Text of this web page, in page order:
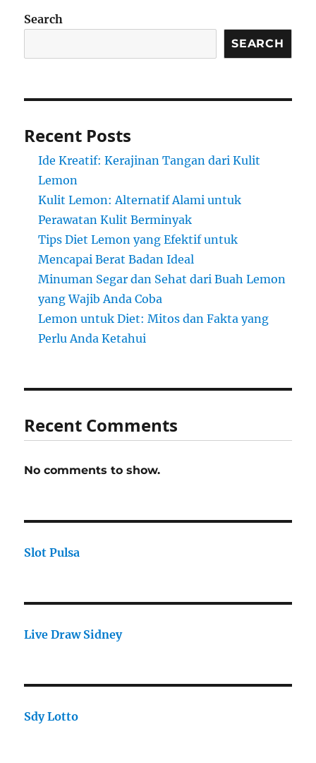
Search
SEARCH
Recent Posts
Ide Kreatif: Kerajinan Tangan dari Kulit
Lemon
Kulit Lemon: Alternatif Alami untuk
Perawatan Kulit Berminyak
Tips Diet Lemon yang Efektif untuk
Mencapai Berat Badan Ideal
Minuman Segar dan Sehat dari Buah Lemon
yang Wajib Anda Coba
Lemon untuk Diet: Mitos dan Fakta yang
Perlu Anda Ketahui
Recent Comments
No comments to show.
Slot Pulsa
Live Draw Sidney
Sdy Lotto